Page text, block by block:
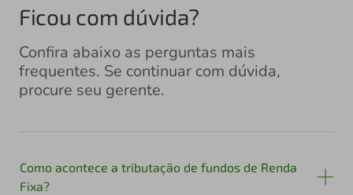
Ficou com dúvida?
Confira abaixo as perguntas mais
frequentes. Se continuar com dúvida,
procure seu gerente.
Como acontece a tributação de fundos de Renda
Fixa?